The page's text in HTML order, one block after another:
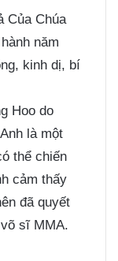
Của Chúa
năm
kinh dị, bí
Hoo do
là một
thể chiến
cảm thấy
đã quyết
sĩ MMA.